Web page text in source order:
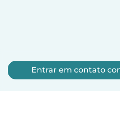
Entrar em contato